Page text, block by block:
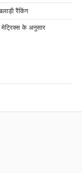
रैंकिंग
मेट्रिक्स के अनुसार